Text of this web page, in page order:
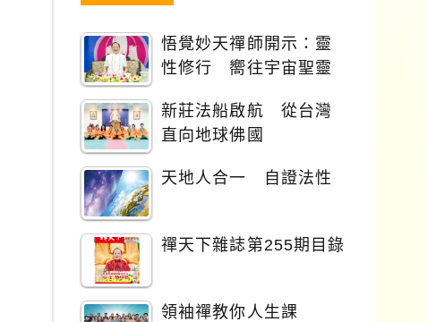
悟覺妙天禪師開示：靈
性修行 嚮往宇宙聖靈
新莊法船啟航 從台灣
直向地球佛國
天地人合一 自證法性
禪天下雜誌第255期目錄
領袖禪教你人生課